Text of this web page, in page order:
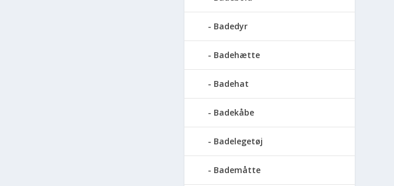
Badedyr
Badehætte
Badehat
Badekåbe
Badelegetøj
Bademåtte